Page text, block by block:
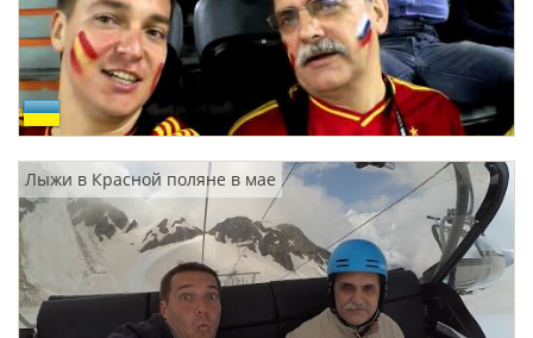
Лыжи в Красной поляне в мае